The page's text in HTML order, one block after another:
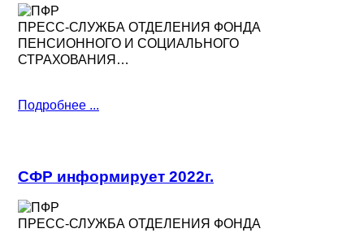
ПРЕСС-СЛУЖБА ОТДЕЛЕНИЯ ФОНДА
ПЕНСИОННОГО И СОЦИАЛЬНОГО
СТРАХОВАНИЯ…
Подробнее ...
СФР информирует 2022г.
ПРЕСС-СЛУЖБА ОТДЕЛЕНИЯ ФОНДА